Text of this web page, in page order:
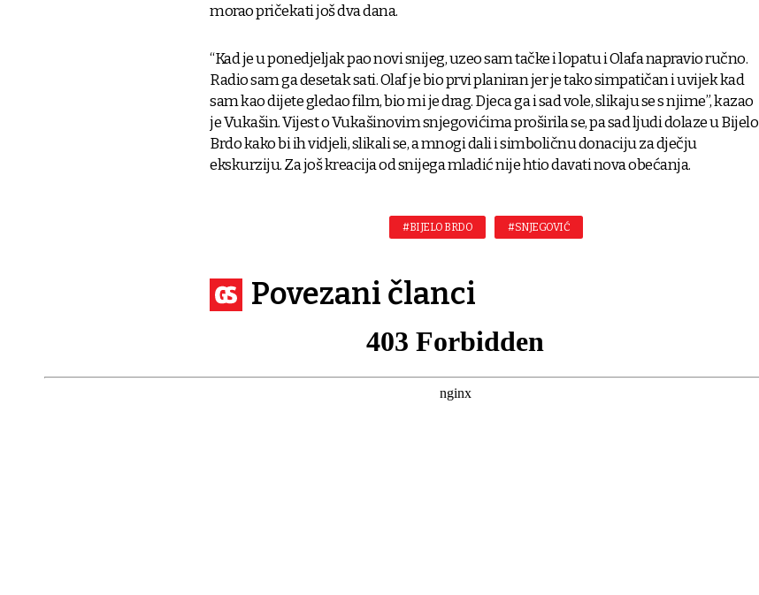
morao pričekati još dva dana.
“Kad je u ponedjeljak pao novi snijeg, uzeo sam tačke i lopatu i Olafa napravio ručno.
Radio sam ga desetak sati. Olaf je bio prvi planiran jer je tako simpatičan i uvijek kad
sam kao dijete gledao film, bio mi je drag. Djeca ga i sad vole, slikaju se s njime”, kazao
je Vukašin. Vijest o Vukašinovim snjegovićima proširila se, pa sad ljudi dolaze u Bijelo
Brdo kako bi ih vidjeli, slikali se, a mnogi dali i simboličnu donaciju za dječju
ekskurziju. Za još kreacija od snijega mladić nije htio davati nova obećanja.
#BIJELO BRDO #SNJEGOVIĆ
Povezani članci